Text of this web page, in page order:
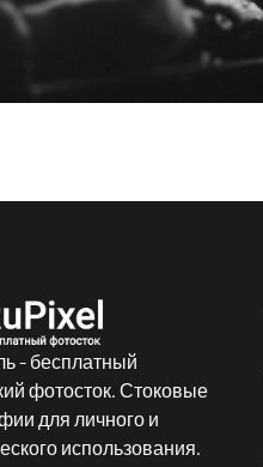
- бесплатный
фотосток. Стоковые
для личного и
использования.